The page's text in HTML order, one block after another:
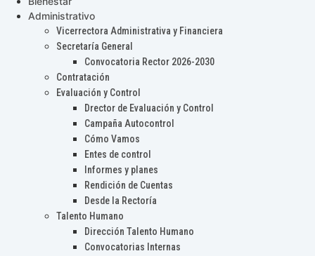
Administrativo
Vicerrectora Administrativa y Financiera
Secretaría General
Convocatoria Rector 2026-2030
Contratación
Evaluación y Control
Drector de Evaluación y Control
Campaña Autocontrol
Cómo Vamos
Entes de control
Informes y planes
Rendición de Cuentas
Desde la Rectoría
Talento Humano
Dirección Talento Humano
Convocatorias Internas